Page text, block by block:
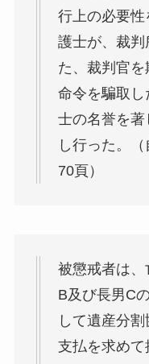
行上の必要
護士が、裁判
た、裁判官
命令を騙取
士の名誉を著
し行った。
70頁）
被懲戒者は
B及び長男C
して遺産分
支払を求めて